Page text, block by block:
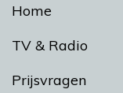
Home
TV & Radio
Prijsvragen